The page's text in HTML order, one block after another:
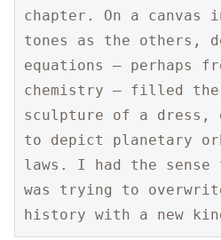
chapter. On a canvas
tones as the others,
equations — perhaps
chemistry — filled the
sculpture of a dress,
to depict planetary
laws. I had the
was trying to
history with a new